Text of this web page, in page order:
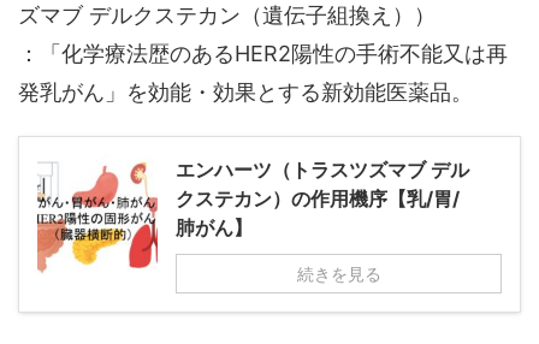
ズマブ デルクステカン（遺伝子組換え））
：「化学療法歴のあるHER2陽性の手術不能又は再
発乳がん」を効能・効果とする新効能医薬品。
エンハーツ（トラスツズマブ デル
クステカン）の作用機序【乳/胃/
肺がん】
続きを見る